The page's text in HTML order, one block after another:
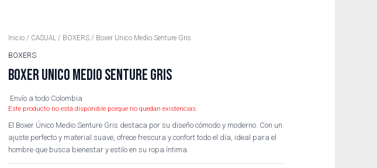
Inicio / CASUAL / BOXERS / Boxer Unico Medio Senture Gris
BOXERS
BOXER UNICO MEDIO SENTURE GRIS
Envío a todo Colombia
Este producto no está disponible porque no quedan existencias.
El Boxer Único Medio Senture Gris destaca por su diseño cómodo y moderno. Con un
ajuste perfecto y material suave, ofrece frescura y confort todo el día, ideal para el
hombre que busca bienestar y estilo en su ropa íntima.